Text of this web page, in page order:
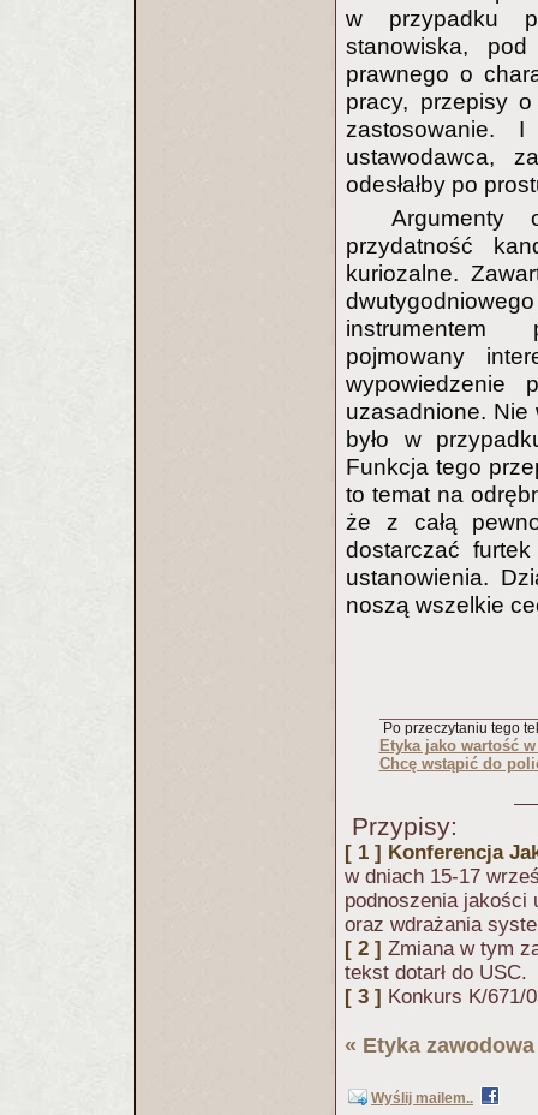
w przypadku
stanowiska,
prawnego o
pracy, przepisy
zastosowanie.
ustawodawca,
odesłałby po
przydatność
kuriozalne.
instrumentem
pojmowany
wypowiedzenie
uzasadnione. Nie
było w
Funkcja tego
to temat na
że z całą
dostarczać
ustanowienia.
noszą wszelkie
Po przeczytaniu tego
Etyka jako wartość
Chcę wstąpić do
Przypisy:
[ 1 ] Konferencja
w dniach 15-17
podnoszenia jakości
oraz wdrażania
[ 2 ] Zmiana w tym
tekst dotarł do USC.
[ 3 ] Konkurs K/671/
« Etyka
Wyślij mailem..